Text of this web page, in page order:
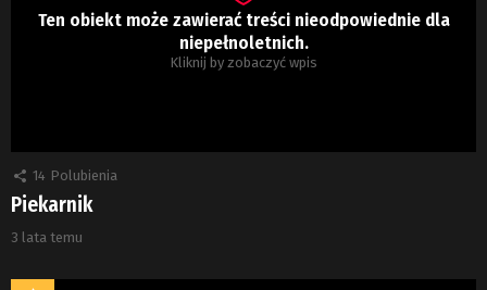
Ten obiekt może zawierać treści nieodpowiednie dla
niepełnoletnich.
Kliknij by zobaczyć wpis
14 Polubienia
Piekarnik
3 lata temu